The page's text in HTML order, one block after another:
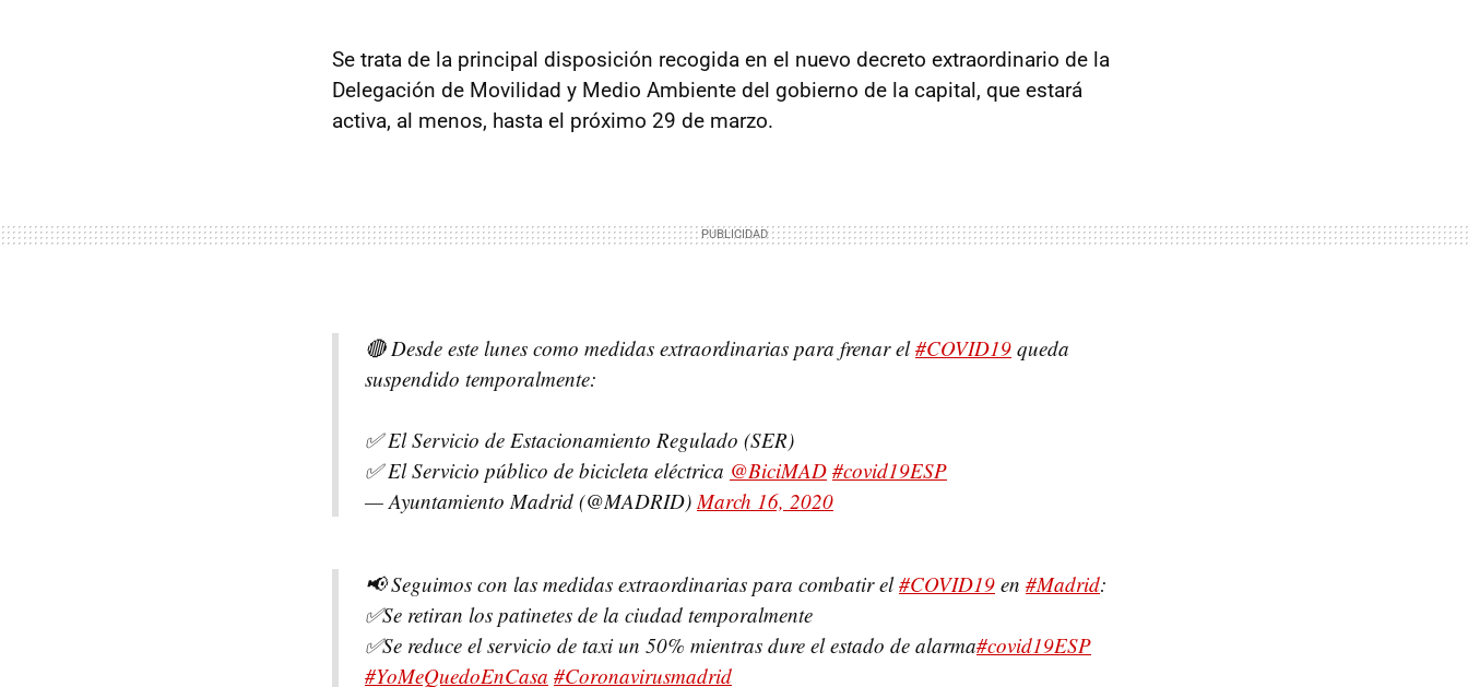
Se trata de la principal disposición recogida en el nuevo decreto extraordinario de la
Delegación de Movilidad y Medio Ambiente del gobierno de la capital, que estará
activa, al menos, hasta el próximo 29 de marzo.
🔴 Desde este lunes como medidas extraordinarias para frenar el#COVID19 queda
suspendido temporalmente:
✅ El Servicio de Estacionamiento Regulado (SER)
✅ El Servicio público de bicicleta eléctrica @BiciMAD #covid19ESP
— Ayuntamiento Madrid (@MADRID)March 16, 2020
📢 Seguimos con las medidas extraordinarias para combatir el#COVID19 en #Madrid:
✅Se retiran los patinetes de la ciudad temporalmente
✅Se reduce el servicio de taxi un 50% mientras dure el estado de alarma#covid19ESP
#YoMeQuedoEnCasa #Coronavirusmadrid